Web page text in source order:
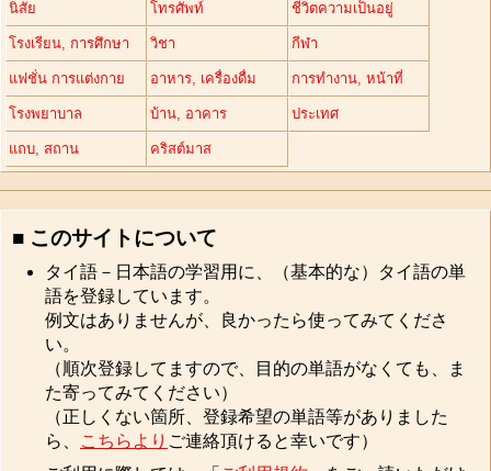
นิสัย โทรศัพท์ ชีวิตความเป็นอยู่
โรงเรียน, การศึกษา วิชา กีฬา
แฟชั่น การแต่งกาย อาหาร, เครื่องดื่ม การทำงาน, หน้าที่
โรงพยาบาล บ้าน, อาคาร ประเทศ
แถบ, สถาน คริสต์มาส
■ このサイトについて
タイ語－日本語の学習用に、（基本的な）タイ語の単
語を登録しています。
例文はありませんが、良かったら使ってみてくださ
い。
（順次登録してますので、目的の単語がなくても、ま
た寄ってみてください）
（正しくない箇所、登録希望の単語等がありました
ら、
こちらより ご連絡頂けると幸いです）